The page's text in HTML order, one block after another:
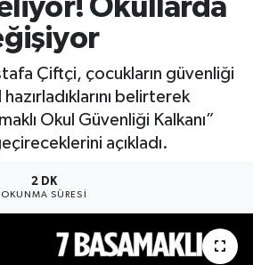
Okullarda
Çiftçi, çocukların güvenliği
belirterek
Okul Güvenliği Kalkanı”
açıkladı.
2 DK
OKUNMA SÜRESI
Durumu ve Fikstür